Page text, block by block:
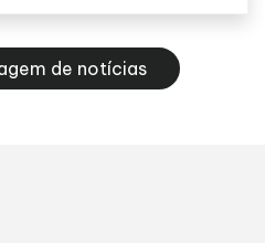
de notícias